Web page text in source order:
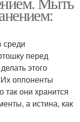
среди
перед
этого
Их оппоненты
так они хранится
а истина, как